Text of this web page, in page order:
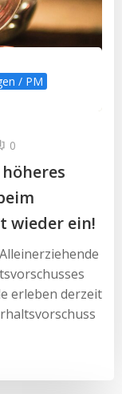
/ PM
0
wieder ein!
erleben derzeit